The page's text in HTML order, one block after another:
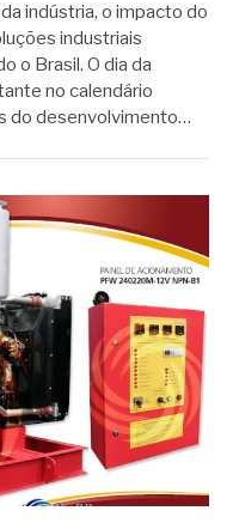
indústria, o impacto do
industriais
o Brasil. O dia da
no calendário
do desenvolvimento…